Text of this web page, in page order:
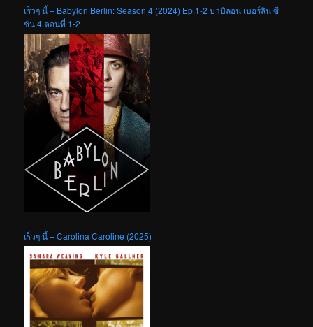
เร็วๆ นี้ – Babylon Berlin: Season 4 (2024) Ep.1-2 บาบิลอน เบอร์ลิน ซี
ซัน 4 ตอนที่ 1-2
เร็วๆ นี้ – Carolina Caroline (2025)